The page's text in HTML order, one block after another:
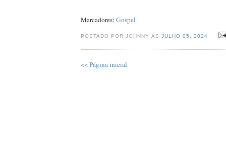
Marcadores: Gospel
POSTADO POR JOHNNY ÀSJULHO 05, 2024
<< Página inicial